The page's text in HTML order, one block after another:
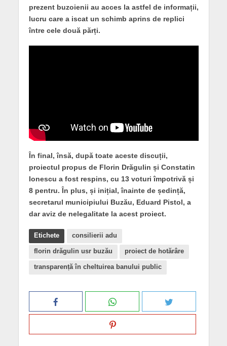
prezent buzoienii au acces la astfel de informații,
lucru care a iscat un schimb aprins de replici
între cele două părți.
În final, însă, după toate aceste discuții,
proiectul propus de Florin Drăgulin și Constatin
Ionescu a fost respins, cu 13 voturi împotrivă și
8 pentru. În plus, și inițial, înainte de ședință,
secretarul municipiului Buzău, Eduard Pistol, a
dar aviz de nelegalitate la acest proiect.
Etichete consilierii adu
florin drăgulin usr buzău proiect de hotărâre
transparență în cheltuirea banului public